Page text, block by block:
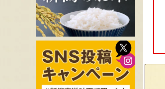
元祖 半身唐揚げ（カレー
味）
せきとり